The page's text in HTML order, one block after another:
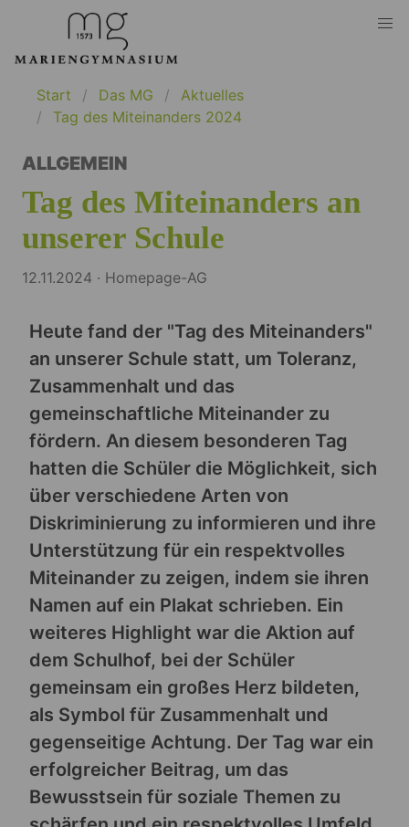
Start Das MG
Aktuelles
Tag des Miteinanders 2024
ALLGEMEIN
Tag des Miteinanders an
unserer Schule
12.11.2024 · Homepage-AG
Heute fand der "Tag des Miteinanders"
an unserer Schule statt, um Toleranz,
Zusammenhalt und das
gemeinschaftliche Miteinander zu
fördern. An diesem besonderen Tag
hatten die Schüler die Möglichkeit, sich
über verschiedene Arten von
Diskriminierung zu informieren und ihre
Unterstützung für ein respektvolles
Miteinander zu zeigen, indem sie ihren
Namen auf ein Plakat schrieben. Ein
weiteres Highlight war die Aktion auf
dem Schulhof, bei der Schüler
gemeinsam ein großes Herz bildeten,
als Symbol für Zusammenhalt und
gegenseitige Achtung. Der Tag war ein
erfolgreicher Beitrag, um das
Bewusstsein für soziale Themen zu